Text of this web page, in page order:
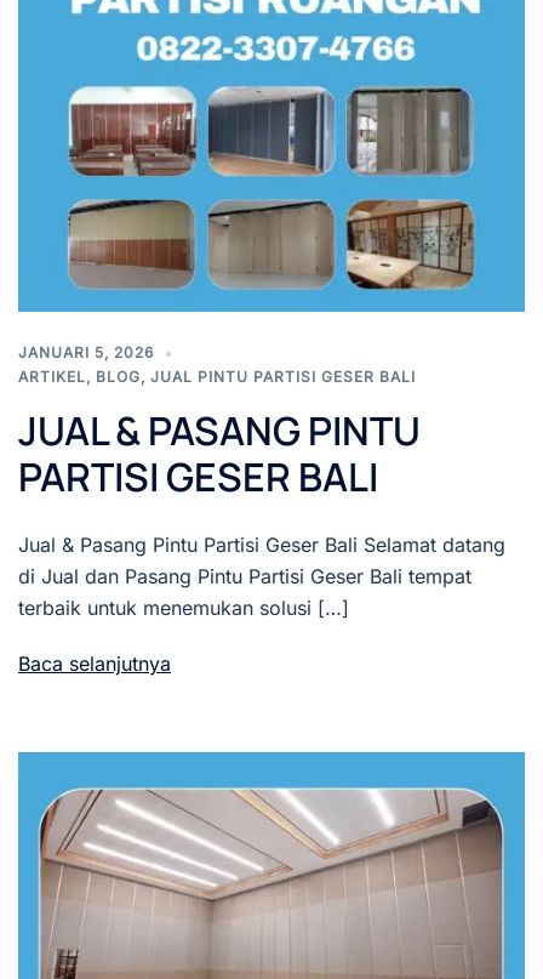
JANUARI 5, 2026
ARTIKEL, BLOG, JUAL PINTU PARTISI GESER BALI
JUAL & PASANG PINTU
PARTISI GESER BALI
Jual & Pasang Pintu Partisi Geser Bali Selamat datang
di Jual dan Pasang Pintu Partisi Geser Bali tempat
terbaik untuk menemukan solusi […]
Baca selanjutnya